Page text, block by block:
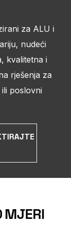
za ALU i
nudeći
kvalitetna i
rješenja za
poslovni
MJERI